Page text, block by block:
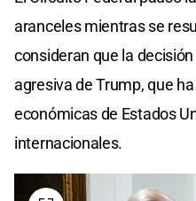
aranceles mientras se
consideran que la
agresiva de Trump, que
económicas de Estados
internacionales.